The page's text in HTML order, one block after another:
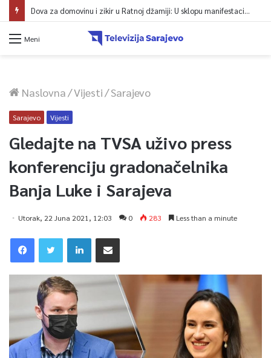
Dova za domovinu i zikir u Ratnoj džamiji: U sklopu manifestacije „Odbrana BiH – Igman 2026“ odana počast herojima
Meni
Naslovna/Vijesti/Sarajevo
Sarajevo Vijesti
Gledajte na TVSA uživo press
konferenciju gradonačelnika
Banja Luke i Sarajeva
Utorak, 22 Juna 2021, 12:03 0 283 Less than a minute